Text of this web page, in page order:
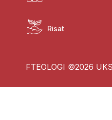
Risat
FTEOLOGI ©2026